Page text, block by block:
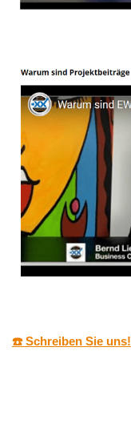
☎️ Schreiben Sie uns!